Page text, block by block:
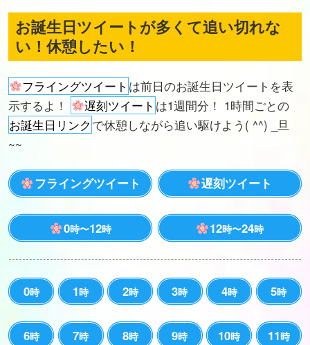
お誕生日ツイートが多くて追い切れな
い！休憩したい！
フライングツイート は前日のお誕生日ツイートを表
示するよ！
遅刻ツイート は1週間分！ 1時間ごとの
お誕生日リンク で休憩しながら追い駆けよう( ^^) _旦
~~
フライングツイート 遅刻ツイート
0時〜12時 12時〜24時
0時 1時 2時 3時 4時 5時
6時 7時 8時 9時 10時 11時